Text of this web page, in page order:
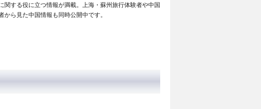
する役に立つ情報が満載。上海・蘇州旅行体験者や中国
ら見た中国情報も同時公開中です。